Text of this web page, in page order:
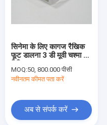
सिनेमा के लिए कागज रैखिक
फूट डालना 3 डी मूवी चश्मा के
MOQ:50, 800.000 पीसी
नवीनतम कीमत पता करें
अब से संपर्क करें